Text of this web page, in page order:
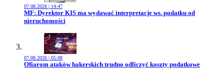
07.08.2026 | 14:47
Przejdź do artykułu:
MF: Dyrektor KIS ma wydawać interpretacje ws. podatku od
nieruchomości
07.08.2026 | 05:08
Przejdź do artykułu:
Ofiarom ataków hakerskich trudno odliczyć koszty podatkowe